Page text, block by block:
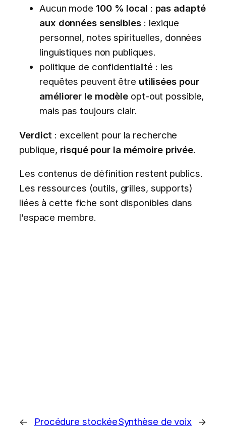
Aucun mode 100 % local : pas adapté
aux données sensibles: lexique
personnel, notes spirituelles, données
linguistiques non publiques.
politique de confidentialité : les
requêtes peuvent être utilisées pour
améliorer le modèle opt-out possible,
mais pas toujours clair.
Verdict : excellent pour la recherche
publique, risqué pour la mémoire privée.
Les contenus de définition restent publics.
Les ressources (outils, grilles, supports)
liées à cette fiche sont disponibles dans
l’espace membre.
← Procédure stockéeSynthèse de voix →